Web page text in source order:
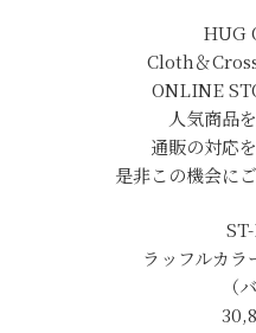
HUG
Cloth＆
ONLINE
人気商品
通販の対応
是非この機会に
ラッフルカラ
（